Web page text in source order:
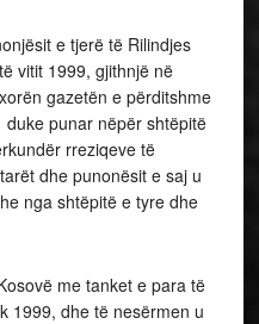
e tjerë të Rilindjes
vitit 1999, gjithnjë në
gazetën e përditshme
punar nëpër shtëpitë
rreziqeve të
dhe punonësit e saj u
nga shtëpitë e tyre dhe
me tanket e para të
1999, dhe të nesërmen u